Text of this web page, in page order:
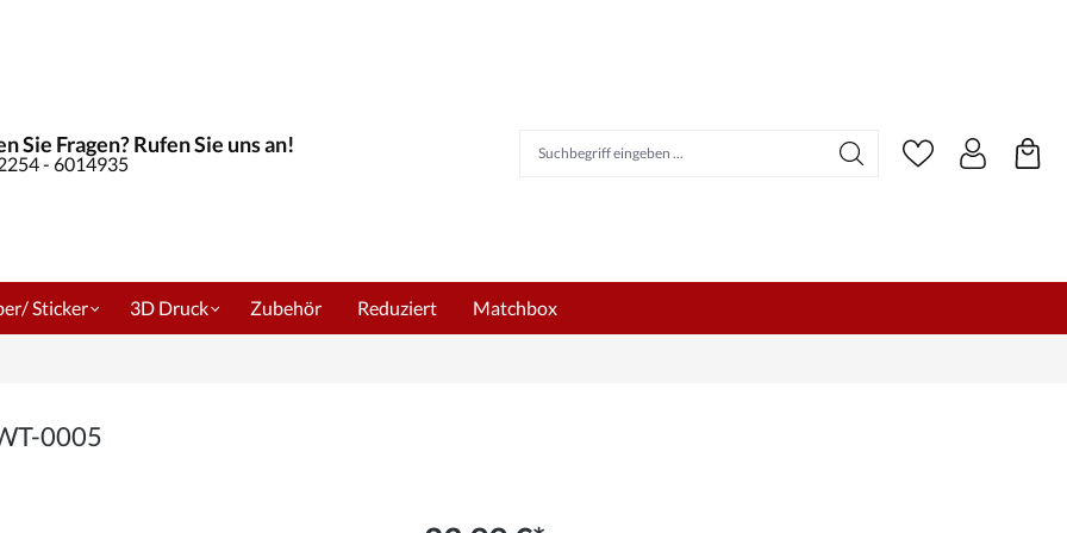
Sie Fragen? Rufen Sie uns an!
- 6014935
Sticker 3D Druck Zubehör Reduziert Matchbox
0005